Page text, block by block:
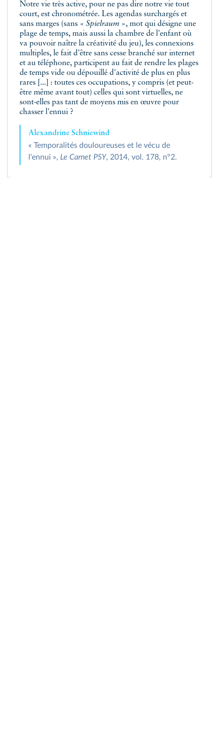
Notre vie très active, pour ne pas dire notre vie tout
court, est chronométrée. Les agendas surchargés et
sans marges (sans « Spielraum », mot qui désigne une
plage de temps, mais aussi la chambre de l'enfant où
va pouvoir naître la créativité du jeu), les connexions
multiples, le fait d'être sans cesse branché sur internet
et au téléphone, participent au fait de rendre les plages
de temps vide ou dépouillé d'activité de plus en plus
rares [...] : toutes ces occupations, y compris (et peut-
être même avant tout) celles qui sont virtuelles, ne
sont-elles pas tant de moyens mis en œuvre pour
chasser l'ennui ?
Alexandrine Schniewind
« Temporalités douloureuses et le vécu de
l'ennui », Le Carnet PSY, 2014, vol. 178, n°2.